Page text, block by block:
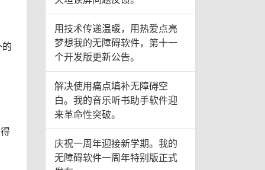
用技术传递温暖，用热爱点亮
梦想我的无障碍软件，第十一
个开发版更新公告。
解决使用痛点填补无障碍空
白。我的音乐听书助手软件迎
来革命性突破。
庆祝一周年迎接新学期。我的
无障碍软件一周年特别版正式